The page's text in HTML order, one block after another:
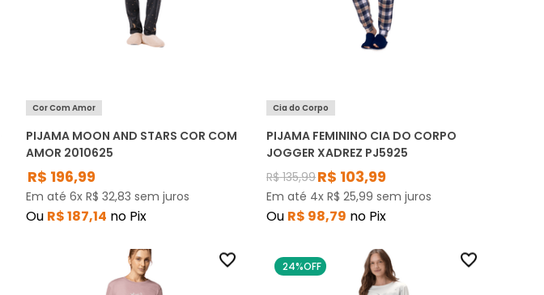
Cor Com Amor
PIJAMA MOON AND STARS COR COM
AMOR 2010625
R$ 196,99
Em até 6x R$ 32,83 sem juros
Ou R$187,14 no Pix
Cia do Corpo
PIJAMA FEMININO CIA DO CORPO
JOGGER XADREZ PJ5925
R$ 135,99R$ 103,99
Em até 4xR$ 25,99 sem juros
Ou R$ 98,79 no Pix
24%OFF